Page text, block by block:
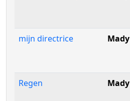
mijn directrice
Mady
Regen
Mady